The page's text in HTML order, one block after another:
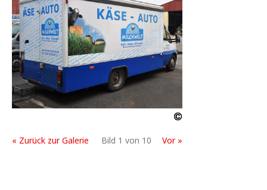
« Zurück zur Galerie Bild 1 von 10 Vor »